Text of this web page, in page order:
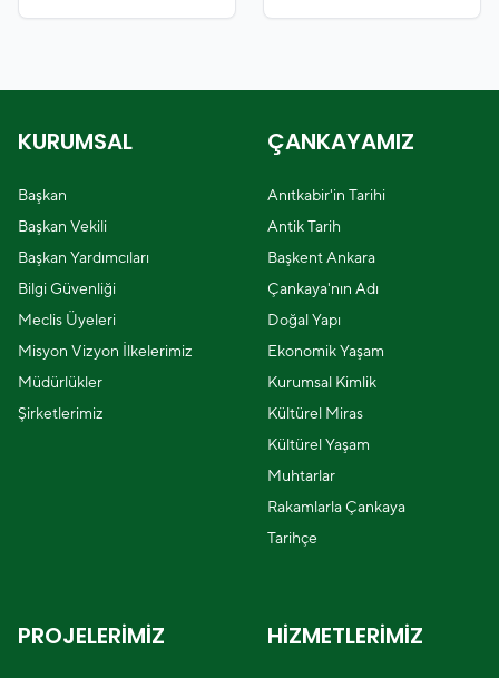
KURUMSAL
Başkan
Başkan Vekili
Başkan Yardımcıları
Bilgi Güvenliği
Meclis Üyeleri
Misyon Vizyon İlkelerimiz
Müdürlükler
Şirketlerimiz
ÇANKAYAMIZ
Anıtkabir'in Tarihi
Antik Tarih
Başkent Ankara
Çankaya'nın Adı
Doğal Yapı
Ekonomik Yaşam
Kurumsal Kimlik
Kültürel Miras
Kültürel Yaşam
Muhtarlar
Rakamlarla Çankaya
Tarihçe
PROJELERİMİZ HİZMETLERİMİZ